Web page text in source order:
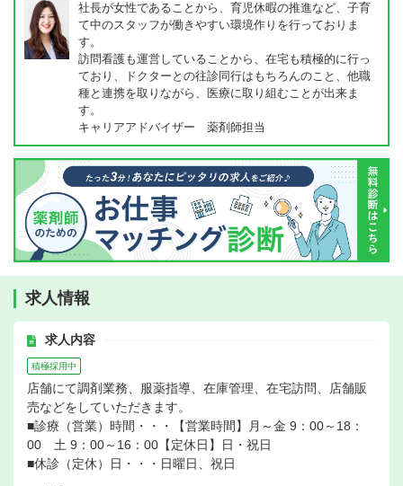
社長が女性であることから、育児休暇の推進など、子育
て中のスタッフが働きやすい環境作りを行っておりま
す。
訪問看護も運営していることから、在宅も積極的に行っ
ており、ドクターとの往診同行はもちろんのこと、他職
種と連携を取りながら、医療に取り組むことが出来ま
す。
キャリアアドバイザー 薬剤師担当
求人情報
求人内容
積極採用中
店舗にて調剤業務、服薬指導、在庫管理、在宅訪問、店舗販
売などをしていただきます。
■診療（営業）時間・・・【営業時間】月～金 9：00～18：
00 土 9：00～16：00【定休日】日・祝日
■休診（定休）日・・・日曜日、祝日